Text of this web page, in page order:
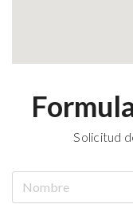
Solicitud